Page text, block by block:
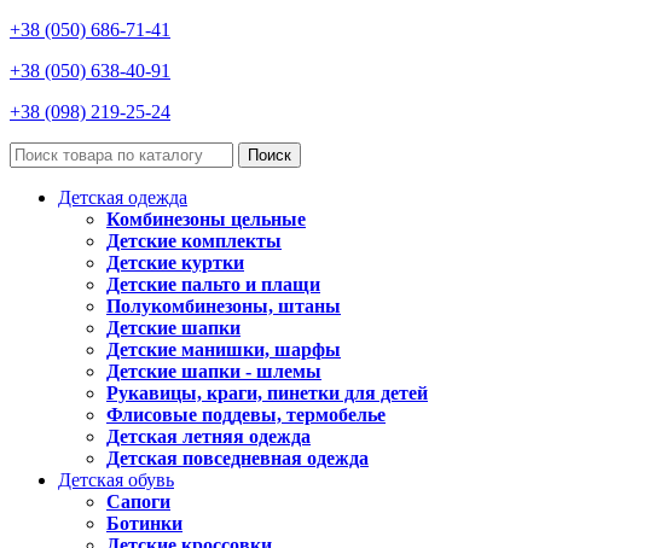
+38 (050) 686-71-41
+38 (050) 638-40-91
+38 (098) 219-25-24
Поиск
Детская одежда
Комбинезоны цельные
Детские комплекты
Детские куртки
Детские пальто и плащи
Полукомбинезоны, штаны
Детские шапки
Детские манишки, шарфы
Детские шапки - шлемы
Рукавицы, краги, пинетки для детей
Флисовые поддевы, термобелье
Детская летняя одежда
Детская повседневная одежда
Детская обувь
Сапоги
Ботинки